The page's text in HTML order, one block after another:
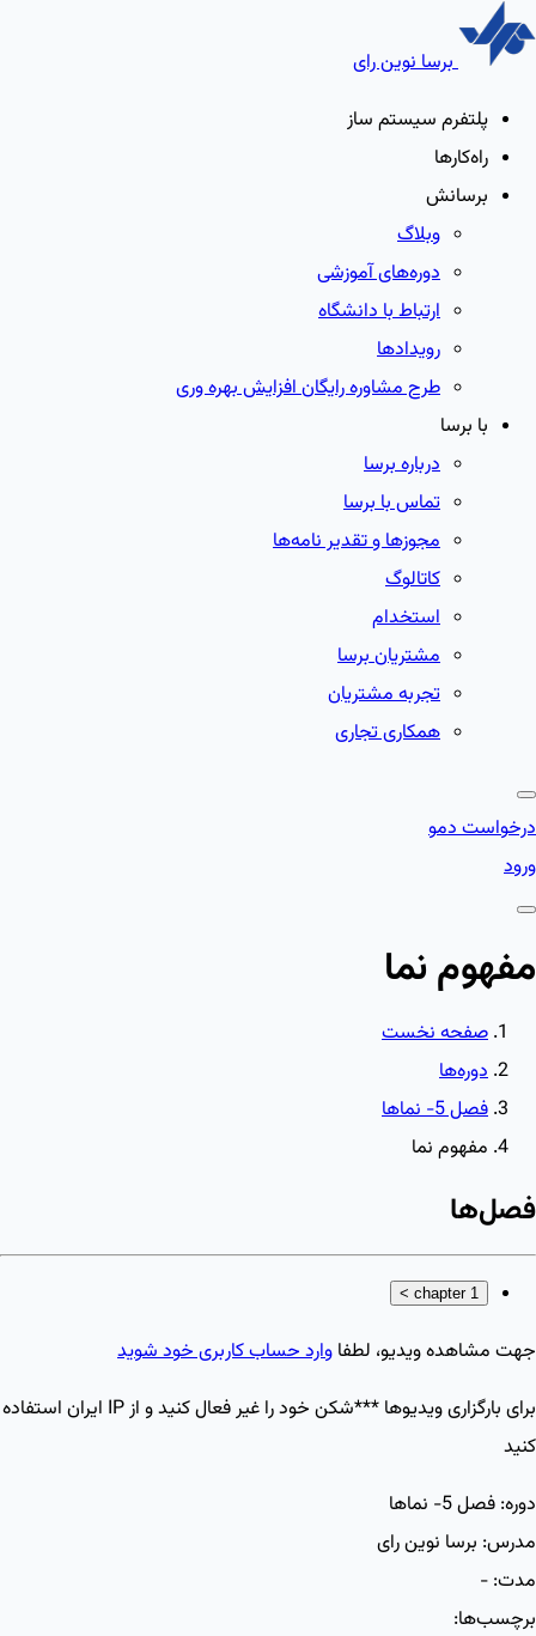
برسا نوین رای
پلتفرم سیستم ساز
راه‌کارها
برسانش
وبلاگ
دوره‌های آموزشی
ارتباط با دانشگاه
رویدادها
طرح مشاوره رایگان افزایش بهره وری
با برسا
درباره برسا
تماس با برسا
مجوزها و تقدیر نامه‌ها
کاتالوگ
استخدام
مشتریان برسا
تجربه مشتریان
همکاری تجاری
درخواست دمو
ورود
مفهوم نما
صفحه نخست
دوره‌ها
فصل 5- نماها
مفهوم نما
فصل‌ها
chapter 1
>
جهت مشاهده ویدیو، لطفا وارد حساب کاربری خود شوید
برای بارگزاری ویدیو‌ها ***شکن خود را غیر فعال کنید و از IP ایران استفاده
کنید
دوره: فصل 5- نماها
مدرس: برسا نوین رای
مدت: -
برچسب‌ها: